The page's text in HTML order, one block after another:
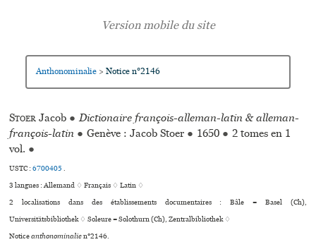
Anthonominalie > Notice n°2146
Stoer Jacob ● Dictionaire françois-alleman-latin & alleman-
françois-latin ● Genève : Jacob Stoer ● 1650 ● 2 tomes en 1
vol. ●
USTC :6700405.
3 langues :Allemand ♢Français ♢Latin ♢
2 localisations dans des établissements documentaires : Bâle = Basel (Ch),
Universitätsbibliothek ♢ Soleure = Solothurn (Ch), Zentralbibliothek ♢
Noticeanthonominalien°2146.